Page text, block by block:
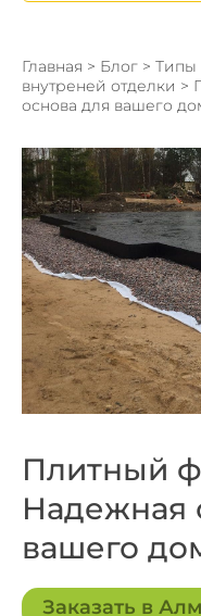
Главная > Блог > Типы
внутреней отделки >
основа для вашего
Плитный
Надежная
вашего
Заказать в